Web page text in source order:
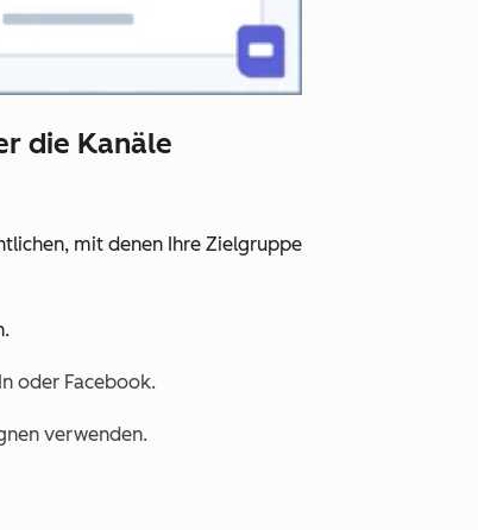
die Kanäle
mit denen Ihre Zielgruppe
oder Facebook.
verwenden.